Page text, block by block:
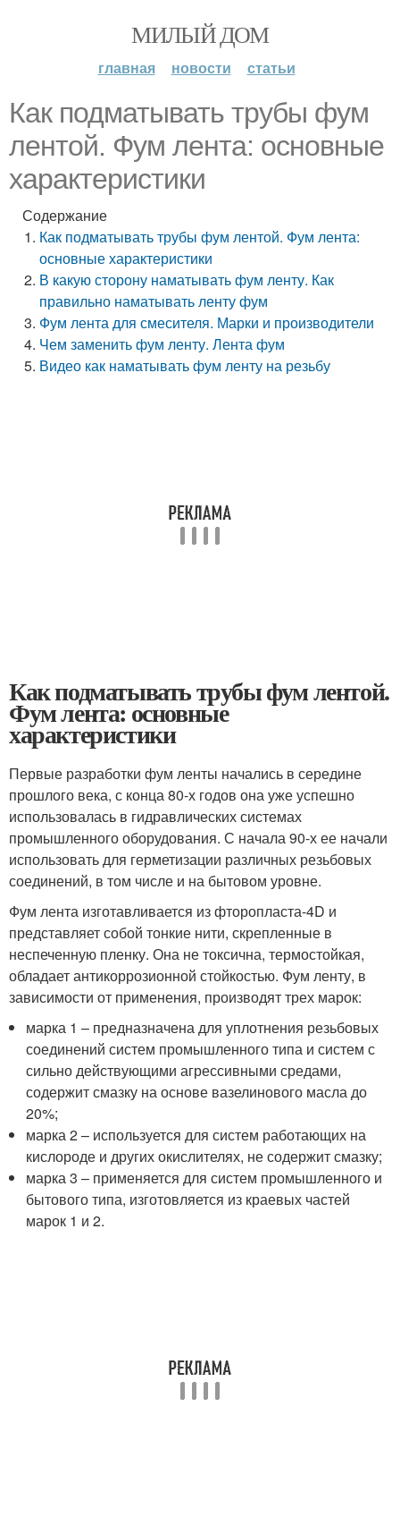
МИЛЫЙ ДОМ
главная новости статьи
Как подматывать трубы фум
лентой. Фум лента: основные
характеристики
Содержание
Как подматывать трубы фум лентой. Фум лента:
основные характеристики
В какую сторону наматывать фум ленту. Как
правильно наматывать ленту фум
Фум лента для смесителя. Марки и производители
Чем заменить фум ленту. Лента фум
Видео как наматывать фум ленту на резьбу
Как подматывать трубы фум лентой.
Фум лента: основные
характеристики
Первые разработки фум ленты начались в середине
прошлого века, с конца 80-х годов она уже успешно
использовалась в гидравлических системах
промышленного оборудования. С начала 90-х ее начали
использовать для герметизации различных резьбовых
соединений, в том числе и на бытовом уровне.
Фум лента изготавливается из фторопласта-4D и
представляет собой тонкие нити, скрепленные в
неспеченную пленку. Она не токсична, термостойкая,
обладает антикоррозионной стойкостью. Фум ленту, в
зависимости от применения, производят трех марок:
марка 1 – предназначена для уплотнения резьбовых
соединений систем промышленного типа и систем с
сильно действующими агрессивными средами,
содержит смазку на основе вазелинового масла до
20%;
марка 2 – используется для систем работающих на
кислороде и других окислителях, не содержит смазку;
марка 3 – применяется для систем промышленного и
бытового типа, изготовляется из краевых частей
марок 1 и 2.